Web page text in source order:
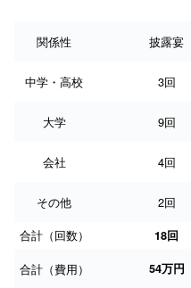
関係性 披露宴
中学・高校 3回
大学 9回
会社 4回
その他 2回
合計（回数）
18回
合計（費用） 54万円